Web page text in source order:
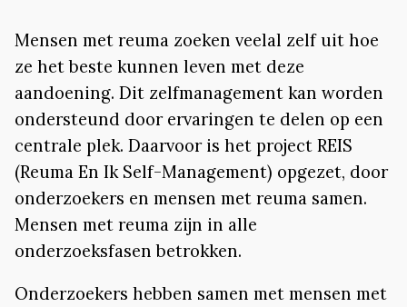
Mensen met reuma zoeken veelal zelf uit hoe
ze het beste kunnen leven met deze
aandoening. Dit zelfmanagement kan worden
ondersteund door ervaringen te delen op een
centrale plek. Daarvoor is het project REIS
(Reuma En Ik Self-Management) opgezet, door
onderzoekers en mensen met reuma samen.
Mensen met reuma zijn in alle
onderzoeksfasen betrokken.
Onderzoekers hebben samen met mensen met